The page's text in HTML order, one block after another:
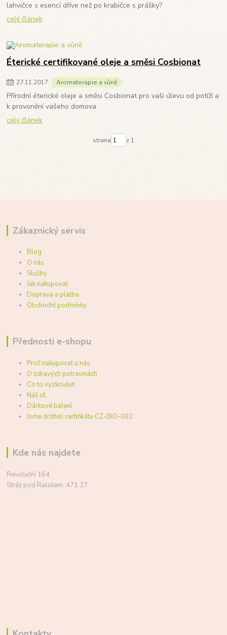
lahvičce s esencí dříve než po krabičce s prášky?
celý článek
Éterické certifikované oleje a směsi Cosbionat
27.11.2017 Aromaterapie a vůně
Přírodní éterické oleje a směsi Cosbionat pro vaši úlevu od potíží a
k provonění vašeho domova.
celý článek
strana z 1
Zákaznický servis
Blog
O nás
Služby
Jak nakupovat
Doprava a platba
Obchodní podmínky
Přednosti e-shopu
Proč nakupovat u nás
O zdravých potravinách
Co to vyzkoušet
Náš cíl
Dárkové balení
Jsme držiteli certifikátu CZ-BIO-002
Kde nás najdete
Revoluční 164
Stráž pod Ralskem, 471 27